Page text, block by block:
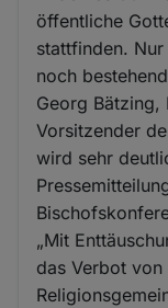
öffentliche
stattfinden.
noch
Georg
Vorsitzender
wird sehr
„Mit
das Verbot